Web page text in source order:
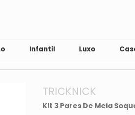
Infantil Luxo
TRICKNICK
Kit 3 Pares De Meia